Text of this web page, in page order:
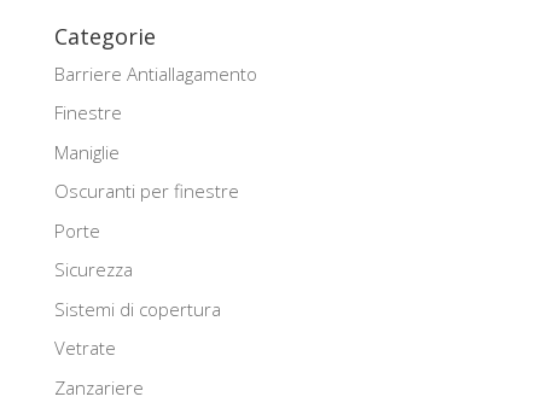
Categorie
Barriere Antiallagamento
Finestre
Maniglie
Oscuranti per finestre
Porte
Sicurezza
Sistemi di copertura
Vetrate
Zanzariere